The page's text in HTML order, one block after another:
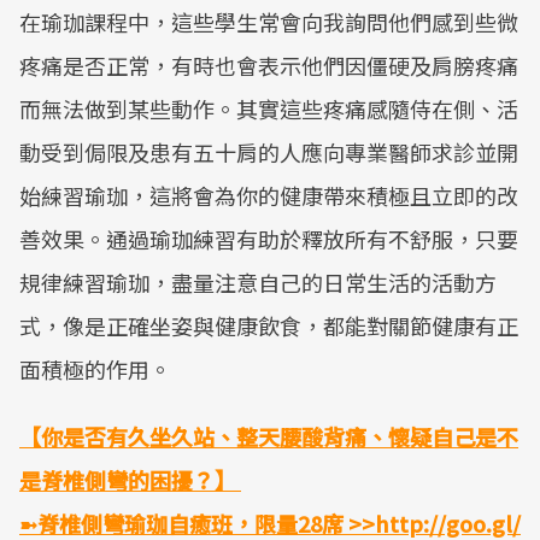
在瑜珈課程中，這些學生常會向我詢問他們感到些微
疼痛是否正常，有時也會表示他們因僵硬及肩膀疼痛
而無法做到某些動作。其實這些疼痛感隨侍在側、活
動受到侷限及患有五十肩的人應向專業醫師求診並開
始練習瑜珈，這將會為你的健康帶來積極且立即的改
善效果。通過瑜珈練習有助於釋放所有不舒服，只要
規律練習瑜珈，盡量注意自己的日常生活的活動方
式，像是正確坐姿與健康飲食，都能對關節健康有正
面積極的作用。
【你是否有久坐久站、整天腰酸背痛、懷疑自己是不
是脊椎側彎的困擾？】
➼脊椎側彎瑜珈自癒班，限量28席 >>http://goo.gl/